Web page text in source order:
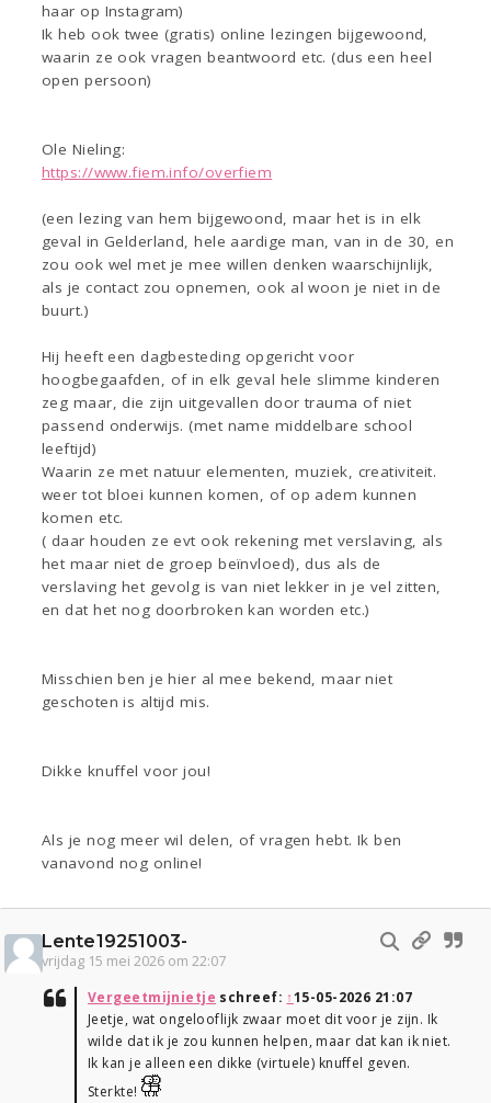
haar op Instagram)
Ik heb ook twee (gratis) online lezingen bijgewoond,
waarin ze ook vragen beantwoord etc. (dus een heel
open persoon)
Ole Nieling:
https://www.fiem.info/overfiem
(een lezing van hem bijgewoond, maar het is in elk
geval in Gelderland, hele aardige man, van in de 30, en
zou ook wel met je mee willen denken waarschijnlijk,
als je contact zou opnemen, ook al woon je niet in de
buurt.)
Hij heeft een dagbesteding opgericht voor
hoogbegaafden, of in elk geval hele slimme kinderen
zeg maar, die zijn uitgevallen door trauma of niet
passend onderwijs. (met name middelbare school
leeftijd)
Waarin ze met natuur elementen, muziek, creativiteit.
weer tot bloei kunnen komen, of op adem kunnen
komen etc.
( daar houden ze evt ook rekening met verslaving, als
het maar niet de groep beïnvloed), dus als de
verslaving het gevolg is van niet lekker in je vel zitten,
en dat het nog doorbroken kan worden etc.)
Misschien ben je hier al mee bekend, maar niet
geschoten is altijd mis.
Dikke knuffel voor jou!
Als je nog meer wil delen, of vragen hebt. Ik ben
vanavond nog online!
Lente19251003-
vrijdag 15 mei 2026 om 22:07
Vergeetmijnietje schreef: ↑15-05-2026 21:07
Jeetje, wat ongelooflijk zwaar moet dit voor je zijn. Ik
wilde dat ik je zou kunnen helpen, maar dat kan ik niet.
Ik kan je alleen een dikke (virtuele) knuffel geven.
Sterkte!